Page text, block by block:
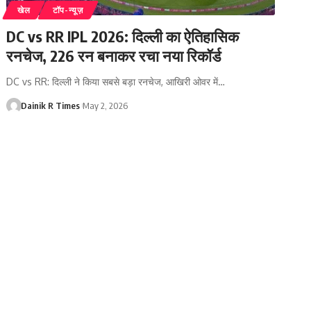
खेल टॉप-न्यूज़
DC vs RR IPL 2026: दिल्ली का ऐतिहासिक
रनचेज, 226 रन बनाकर रचा नया रिकॉर्ड
DC vs RR: दिल्ली ने किया सबसे बड़ा रनचेज, आखिरी ओवर में…
Dainik R Times May 2, 2026